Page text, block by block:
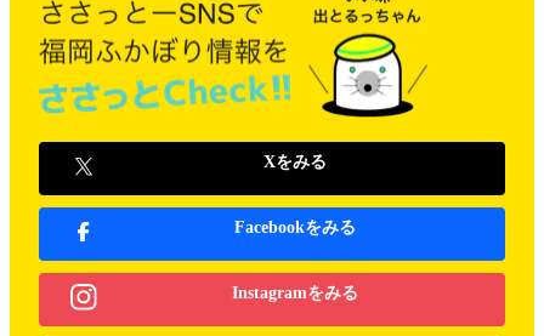
Xをみる
Facebookをみる
Instagramをみる